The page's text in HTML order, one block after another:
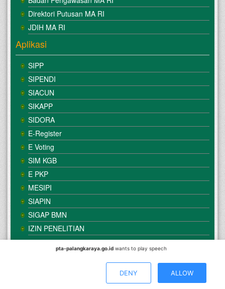
Direktori Putusan MA RI
JDIH MA RI
Aplikasi
SIPP
SIPENDI
SIACUN
SIKAPP
SIDORA
E-Register
E Voting
SIM KGB
E PKP
MESIPI
SIAPIN
SIGAP BMN
IZIN PENELITIAN
Agama Palangka Raya
Direkomendasikan Menggunakan Browser :
Mozilla Firefox
Google Chrome
pta-palangkaraya.go.id wants to play speech
DENY ALLOW